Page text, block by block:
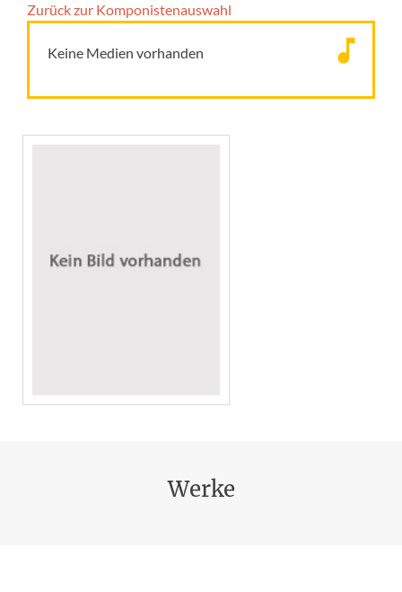
Zurück zur Komponisten­auswahl
Keine Medien vorhanden
Werke